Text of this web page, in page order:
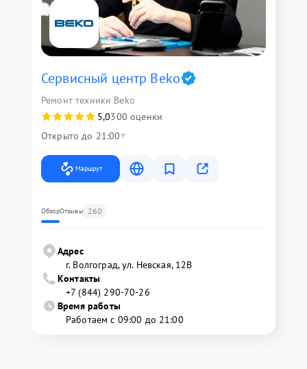
Сервисный центр Beko
Ремонт техники Beko
5,0300 оценки
Открыто до 21:00
Маршрут
ОбзорОтзывы 260
Адрес
г. Волгоград, ул. Невская, 12В
Контакты
+7 (844) 290-70-26
Время работы
Работаем с 09:00 до 21:00